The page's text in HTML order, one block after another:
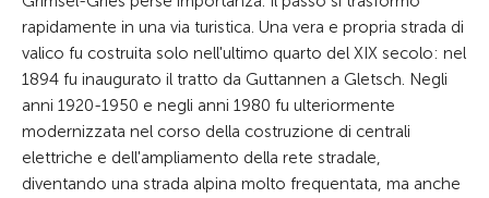
rapidamente in una via turistica. Una vera e propria strada di
valico fu costruita solo nell'ultimo quarto del XIX secolo: nel
1894 fu inaugurato il tratto da Guttannen a Gletsch. Negli
anni 1920-1950 e negli anni 1980 fu ulteriormente
modernizzata nel corso della costruzione di centrali
elettriche e dell'ampliamento della rete stradale,
diventando una strada alpina molto frequentata, ma anche